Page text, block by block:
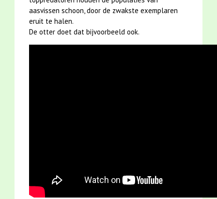
aasvissen schoon, door de zwakste exemplaren
eruit te halen.
De otter doet dat bijvoorbeeld ook.